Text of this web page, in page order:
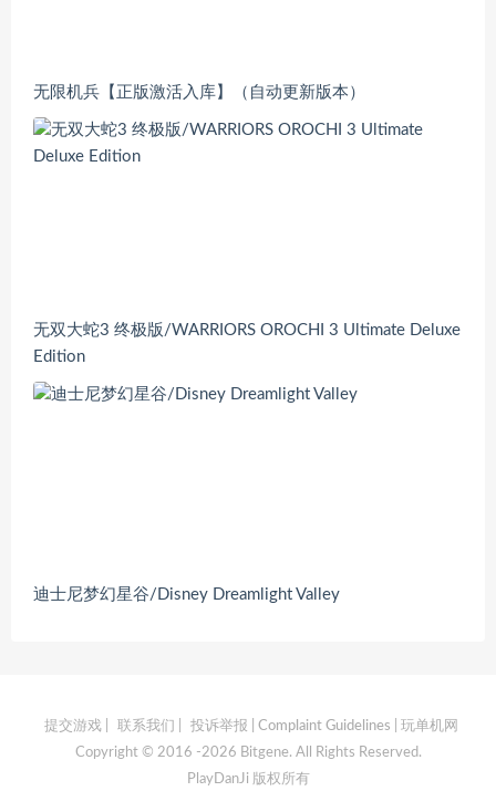
无限机兵【正版激活入库】（自动更新版本）
无双大蛇3 终极版/WARRIORS OROCHI 3 Ultimate Deluxe
Edition
迪士尼梦幻星谷/Disney Dreamlight Valley
提交游戏| 联系我们 投诉举报 | Complaint Guidelines | 玩单机网
Copyright © 2016 -2026 Bitgene. All Rights Reserved.
PlayDanJi 版权所有